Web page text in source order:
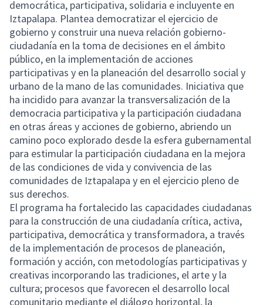
democrática, participativa, solidaria e incluyente en
Iztapalapa. Plantea democratizar el ejercicio de
gobierno y construir una nueva relación gobierno-
ciudadanía en la toma de decisiones en el ámbito
público, en la implementación de acciones
participativas y en la planeación del desarrollo social y
urbano de la mano de las comunidades. Iniciativa que
ha incidido para avanzar la transversalización de la
democracia participativa y la participación ciudadana
en otras áreas y acciones de gobierno, abriendo un
camino poco explorado desde la esfera gubernamental
para estimular la participación ciudadana en la mejora
de las condiciones de vida y convivencia de las
comunidades de Iztapalapa y en el ejercicio pleno de
sus derechos.
El programa ha fortalecido las capacidades ciudadanas
para la construcción de una ciudadanía crítica, activa,
participativa, democrática y transformadora, a través
de la implementación de procesos de planeación,
formación y acción, con metodologías participativas y
creativas incorporando las tradiciones, el arte y la
cultura; procesos que favorecen el desarrollo local
comunitario mediante el diálogo horizontal, la